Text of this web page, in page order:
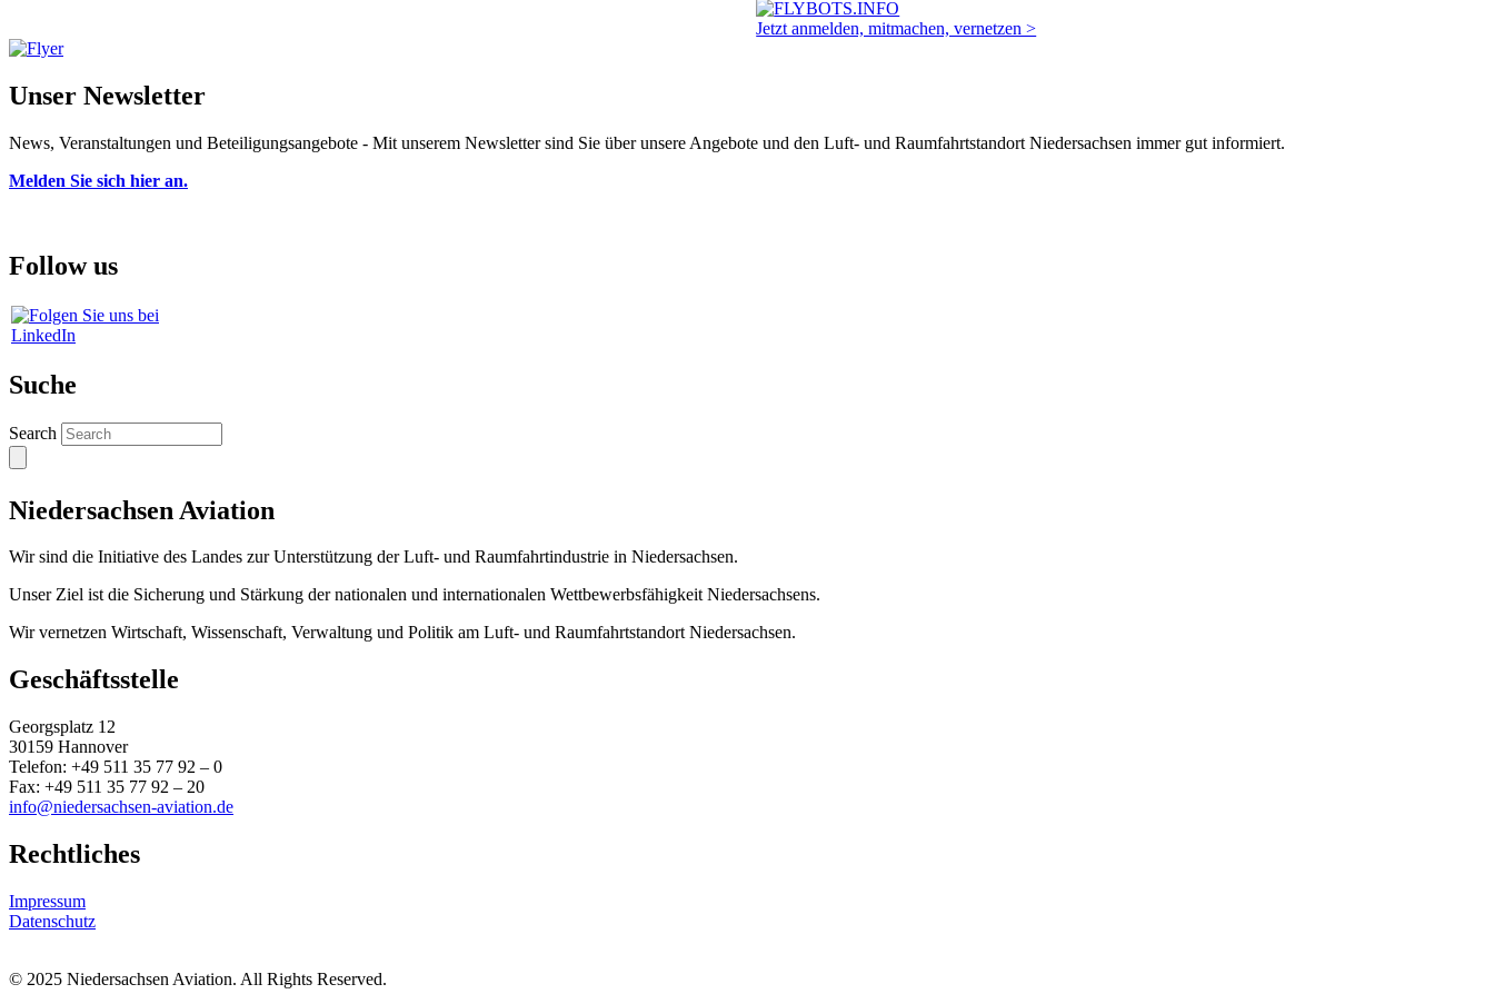
Jetzt anmelden, mitmachen, vernetzen >
Unser Newsletter
News, Veranstaltungen und Beteiligungsangebote - Mit unserem Newsletter sind Sie über unsere Angebote und den Luft- und Raumfahrtstandort Niedersachsen immer gut informiert.
Melden Sie sich hier an.
Follow us
Suche
Search
Niedersachsen Aviation
Wir sind die Initiative des Landes zur Unterstützung der Luft- und Raumfahrtindustrie in Niedersachsen.
Unser Ziel ist die Sicherung und Stärkung der nationalen und internationalen Wettbewerbsfähigkeit Niedersachsens.
Wir vernetzen Wirtschaft, Wissenschaft, Verwaltung und Politik am Luft- und Raumfahrtstandort Niedersachsen.
Geschäftsstelle
Georgsplatz 12
30159 Hannover
Telefon: +49 511 35 77 92 – 0
Fax: +49 511 35 77 92 – 20
info@niedersachsen-aviation.de
Rechtliches
Impressum
Datenschutz
© 2025 Niedersachsen Aviation. All Rights Reserved.